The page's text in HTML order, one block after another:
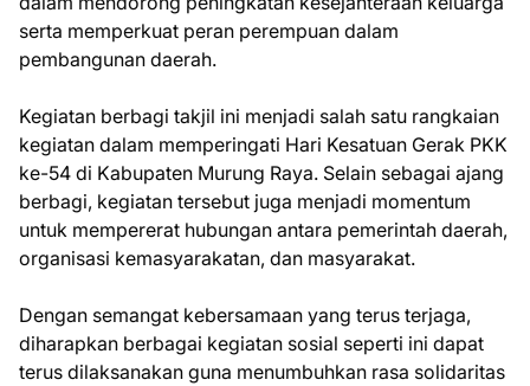
serta memperkuat peran perempuan dalam
pembangunan daerah.
Kegiatan berbagi takjil ini menjadi salah satu rangkaian
kegiatan dalam memperingati Hari Kesatuan Gerak PKK
ke-54 di Kabupaten Murung Raya. Selain sebagai ajang
berbagi, kegiatan tersebut juga menjadi momentum
untuk mempererat hubungan antara pemerintah daerah,
organisasi kemasyarakatan, dan masyarakat.
Dengan semangat kebersamaan yang terus terjaga,
diharapkan berbagai kegiatan sosial seperti ini dapat
terus dilaksanakan guna menumbuhkan rasa solidaritas